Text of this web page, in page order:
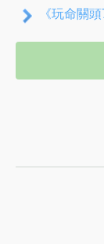
《玩命關